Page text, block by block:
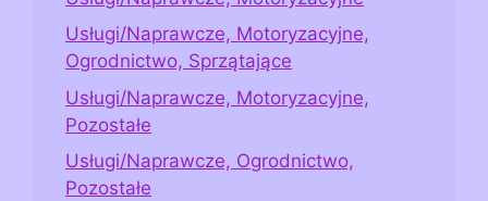
Usługi/Naprawcze, Motoryzacyjne,
Ogrodnictwo, Sprzątające
Usługi/Naprawcze, Motoryzacyjne,
Pozostałe
Usługi/Naprawcze, Ogrodnictwo,
Pozostałe